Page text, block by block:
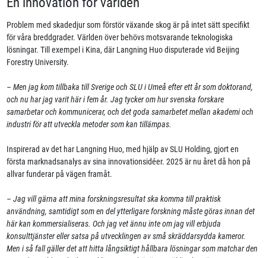
Problem med skadedjur som förstör växande skog är på intet sätt specifikt
för våra breddgrader. Världen över behövs motsvarande teknologiska
lösningar. Till exempel i Kina, där Langning Huo disputerade vid Beijing
Forestry University.
– Men jag kom tillbaka till Sverige och SLU i Umeå efter ett år som doktorand,
och nu har jag varit här i fem år. Jag tycker om hur svenska forskare
samarbetar och kommunicerar, och det goda samarbetet mellan akademi och
industri för att utveckla metoder som kan tillämpas.
Inspirerad av det har Langning Huo, med hjälp av SLU Holding, gjort en
första marknadsanalys av sina innovationsidéer. 2025 är nu året då hon på
allvar funderar på vägen framåt.
– Jag vill gärna att mina forskningsresultat ska komma till praktisk
användning, samtidigt som en del ytterligare forskning måste göras innan det
här kan kommersialiseras. Och jag vet ännu inte om jag vill erbjuda
konsulttjänster eller satsa på utvecklingen av små skräddarsydda kameror.
Men i så fall gäller det att hitta långsiktigt hållbara lösningar som matchar den